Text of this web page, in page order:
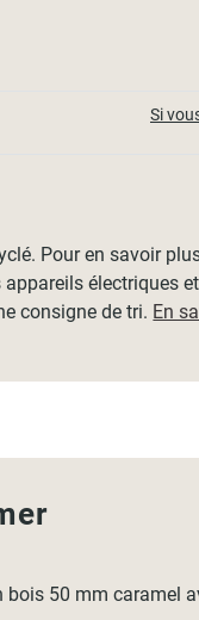
Si
Pour en savoir
appareils électriques
consigne de tri. En